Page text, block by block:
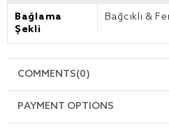
Bağlama
Şekli
Bağcıklı &
COMMENTS(0)
PAYMENT OPTIONS